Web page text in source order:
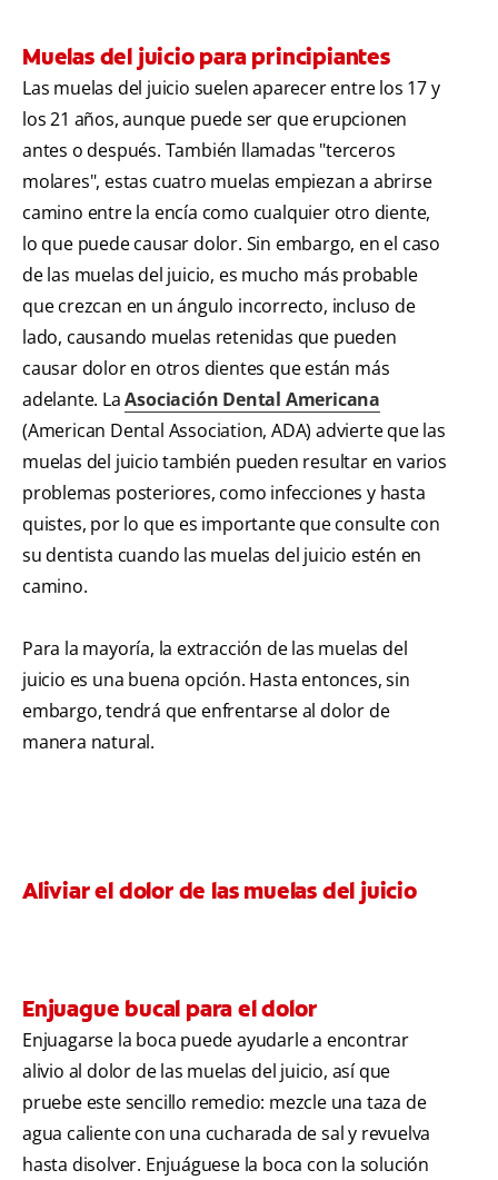
Muelas del juicio para principiantes
Las muelas del juicio suelen aparecer entre los 17 y
los 21 años, aunque puede ser que erupcionen
antes o después. También llamadas "terceros
molares", estas cuatro muelas empiezan a abrirse
camino entre la encía como cualquier otro diente,
lo que puede causar dolor. Sin embargo, en el caso
de las muelas del juicio, es mucho más probable
que crezcan en un ángulo incorrecto, incluso de
lado, causando muelas retenidas que pueden
causar dolor en otros dientes que están más
adelante. LaAsociación Dental Americana
(American Dental Association, ADA) advierte que las
muelas del juicio también pueden resultar en varios
problemas posteriores, como infecciones y hasta
quistes, por lo que es importante que consulte con
su dentista cuando las muelas del juicio estén en
camino.
Para la mayoría, la extracción de las muelas del
juicio es una buena opción. Hasta entonces, sin
embargo, tendrá que enfrentarse al dolor de
manera natural.
Aliviar el dolor de las muelas del juicio
Enjuague bucal para el dolor
Enjuagarse la boca puede ayudarle a encontrar
alivio al dolor de las muelas del juicio, así que
pruebe este sencillo remedio: mezcle una taza de
agua caliente con una cucharada de sal y revuelva
hasta disolver. Enjuáguese la boca con la solución